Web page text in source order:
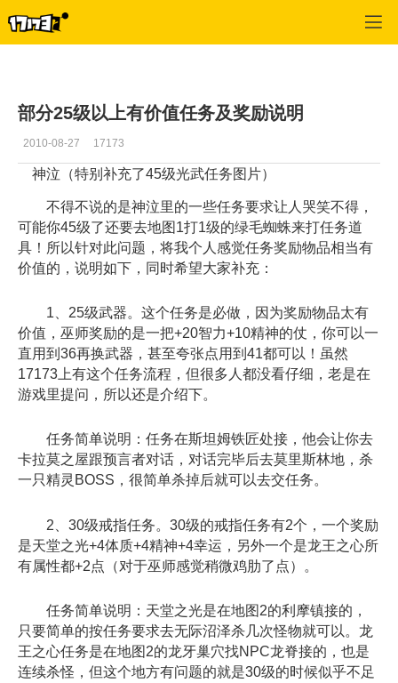
部分25级以上有价值任务及奖励说明
2010-08-27 17173
神泣（特别补充了45级光武任务图片）
不得不说的是神泣里的一些任务要求让人哭笑不得，
可能你45级了还要去地图1打1级的绿毛蜘蛛来打任务道
具！所以针对此问题，将我个人感觉任务奖励物品相当有
价值的，说明如下，同时希望大家补充：
1、25级武器。这个任务是必做，因为奖励物品太有
价值，巫师奖励的是一把+20智力+10精神的仗，你可以一
直用到36再换武器，甚至夸张点用到41都可以！虽然
17173上有这个任务流程，但很多人都没看仔细，老是在
游戏里提问，所以还是介绍下。
任务简单说明：任务在斯坦姆铁匠处接，他会让你去
卡拉莫之屋跟预言者对话，对话完毕后去莫里斯林地，杀
一只精灵BOSS，很简单杀掉后就可以去交任务。
2、30级戒指任务。30级的戒指任务有2个，一个奖励
是天堂之光+4体质+4精神+4幸运，另外一个是龙王之心所
有属性都+2点（对于巫师感觉稍微鸡肋了点）。
任务简单说明：天堂之光是在地图2的利摩镇接的，
只要简单的按任务要求去无际沼泽杀几次怪物就可以。龙
王之心任务是在地图2的龙牙巢穴找NPC龙脊接的，也是
连续杀怪，但这个地方有问题的就是30级的时候似乎不足